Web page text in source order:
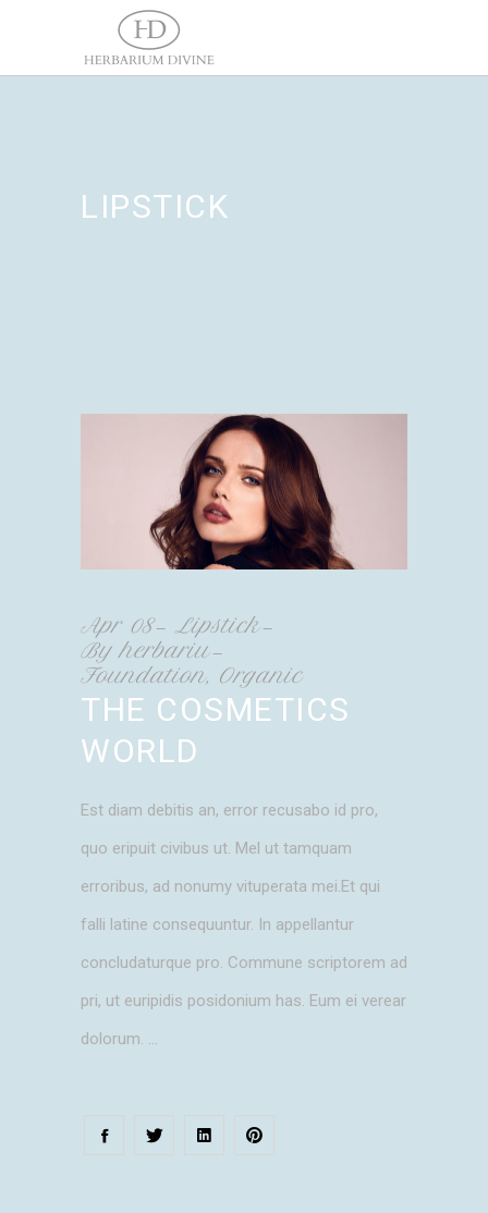
LIPSTICK
Apr 08
Lipstick
Byherbariu
Foundation, Organic
THE COSMETICS
WORLD
Est diam debitis an, error recusabo id pro,
quo eripuit civibus ut. Mel ut tamquam
erroribus, ad nonumy vituperata mei.Et qui
falli latine consequuntur. In appellantur
concludaturque pro. Commune scriptorem ad
pri, ut euripidis posidonium has. Eum ei verear
dolorum.